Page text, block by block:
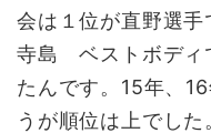
会は１位が直野選手
寺島 ベストボディ
たんです。15年、
うが順位は上でし